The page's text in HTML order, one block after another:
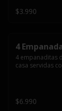
$3.990
4
4 empanaditas
casa servidas
$6.990